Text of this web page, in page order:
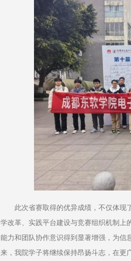
此次省赛取得的优异成绩，不仅体现
学改革、实践平台建设与竞赛组织机制上
能力和团队协作意识得到显著增强，为信
来，我院学子将继续保持昂扬斗志，在更